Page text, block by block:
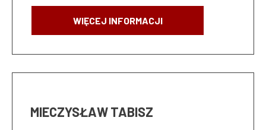
WIĘCEJ INFORMACJI
MIECZYSŁAW TABISZ